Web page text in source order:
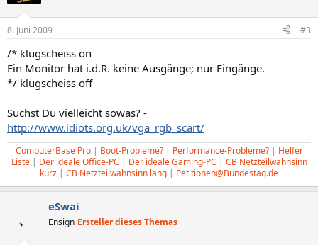
8. Juni 2009 #3
/* klugscheiss on
Ein Monitor hat i.d.R. keine Ausgänge; nur Eingänge.
*/ klugscheiss off
Suchst Du vielleicht sowas? -
http://www.idiots.org.uk/vga_rgb_scart/
ComputerBase Pro| Boot-Probleme?| Performance-Probleme?| Helfer
Liste| Der ideale Office-PC | Der ideale Gaming-PC | CB Netzteilwahnsinn
kurz | CB Netzteilwahnsinn lang | Petitionen@Bundestag.de
eSwai
Ensign Ersteller dieses Themas